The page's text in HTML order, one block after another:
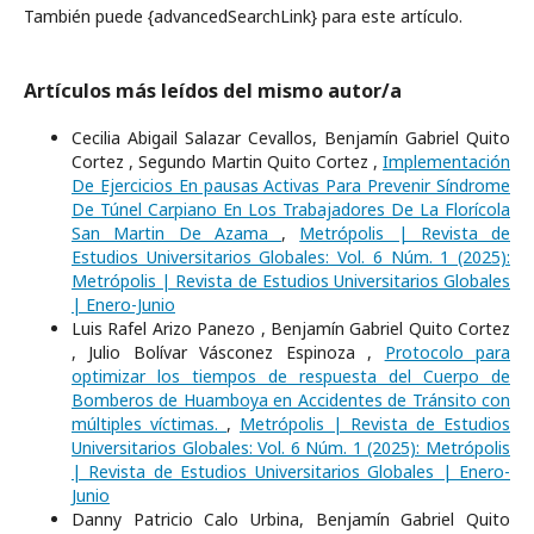
También puede {advancedSearchLink} para este artículo.
Artículos más leídos del mismo autor/a
Cecilia Abigail Salazar Cevallos, Benjamín Gabriel Quito
Cortez , Segundo Martin Quito Cortez , Implementación
De Ejercicios En pausas Activas Para Prevenir Síndrome
De Túnel Carpiano En Los Trabajadores De La Florícola
San Martin De Azama , Metrópolis | Revista de
Estudios Universitarios Globales: Vol. 6 Núm. 1 (2025):
Metrópolis | Revista de Estudios Universitarios Globales
| Enero-Junio
Luis Rafel Arizo Panezo , Benjamín Gabriel Quito Cortez
, Julio Bolívar Vásconez Espinoza , Protocolo para
optimizar los tiempos de respuesta del Cuerpo de
Bomberos de Huamboya en Accidentes de Tránsito con
múltiples víctimas. , Metrópolis | Revista de Estudios
Universitarios Globales: Vol. 6 Núm. 1 (2025): Metrópolis
| Revista de Estudios Universitarios Globales | Enero-
Junio
Danny Patricio Calo Urbina, Benjamín Gabriel Quito